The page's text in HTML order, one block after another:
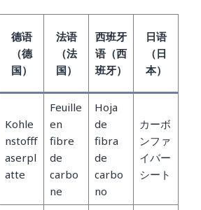
德语
（德
国）
法语
（法
国）
西班牙
语（西
班牙）
日语
（日
本）
Kohle
nstofff
aserpl
atte
Feuille
en
fibre
de
carbo
ne
Hoja
de
fibra
de
carbo
no
カーボ
ンファ
イバー
シート